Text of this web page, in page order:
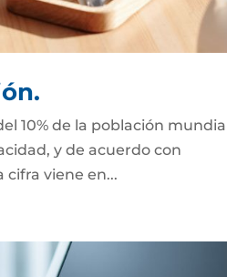
10% de la población
y de acuerdo con
cifra viene en...